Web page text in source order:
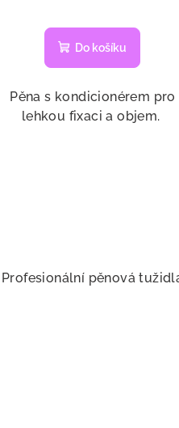
Do košíku
Pěna s kondicionérem pro
lehkou fixaci a objem.
Profesionální pěnová